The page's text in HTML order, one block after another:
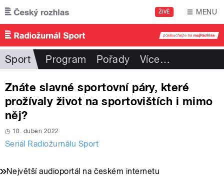
Přejít k hlavnímu obsahu
ŽIVĚ MENU
Sport Program Pořady Více…
Znáte slavné sportovní páry, které
prožívaly život na sportovištích i mimo
něj?
10. duben 2022
Seriál Radiožurnálu Sport
Největší audioportál na českém internetu